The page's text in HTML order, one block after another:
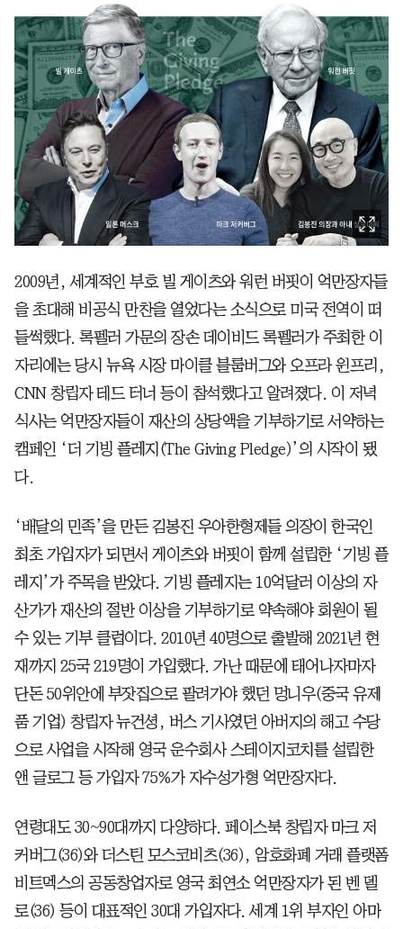
2009년, 세계적인 부호 빌 게이츠와 워런 버핏이 억만장자들
을 초대해 비공식 만찬을 열었다는 소식으로 미국 전역이 떠
들썩했다. 록펠러 가문의 장손 데이비드 록펠러가 주최한 이
자리에는 당시 뉴욕 시장 마이클 블룸버그와 오프라 윈프리,
CNN 창립자 테드 터너 등이 참석했다고 알려졌다. 이 저녁
식사는 억만장자들이 재산의 상당액을 기부하기로 서약하는
캠페인 ‘더 기빙 플레지(The Giving Pledge)’의 시작이 됐
다.
‘배달의 민족’을 만든 김봉진 우아한형제들 의장이 한국인
최초 가입자가 되면서 게이츠와 버핏이 함께 설립한 ‘기빙 플
레지’가 주목을 받았다. 기빙 플레지는 10억달러 이상의 자
산가가 재산의 절반 이상을 기부하기로 약속해야 회원이 될
수 있는 기부 클럽이다. 2010년 40명으로 출발해 2021년 현
재까지 25국 219명이 가입했다. 가난 때문에 태어나자마자
단돈 50위안에 부잣집으로 팔려가야 했던 멍니우(중국 유제
품 기업) 창립자 뉴건셩, 버스 기사였던 아버지의 해고 수당
으로 사업을 시작해 영국 운수회사 스테이지코치를 설립한
앤 글로그 등 가입자 75%가 자수성가형 억만장자다.
연령대도 30~90대까지 다양하다. 페이스북 창립자 마크 저
커버그(36)와 더스틴 모스코비츠(36), 암호화폐 거래 플랫폼
비트멕스의 공동창업자로 영국 최연소 억만장자가 된 벤 델
로(36) 등이 대표적인 30대 가입자다. 세계 1위 부자인 아마